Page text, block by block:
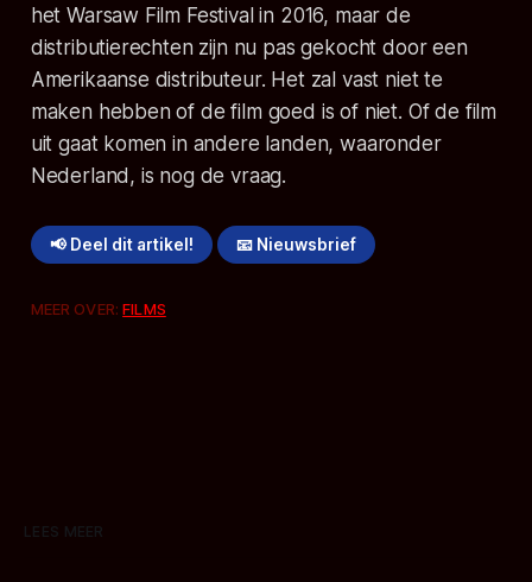
het Warsaw Film Festival in 2016, maar de
distributierechten zijn nu pas gekocht door een
Amerikaanse distributeur. Het zal vast niet te
maken hebben of de film goed is of niet. Of de film
uit gaat komen in andere landen, waaronder
Nederland, is nog de vraag.
📢 Deel dit artikel! 📧 Nieuwsbrief
MEER OVER:FILMS
LEES MEER